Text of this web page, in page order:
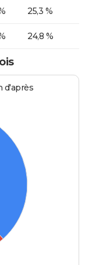
25,3 %
24,8 %
d'après